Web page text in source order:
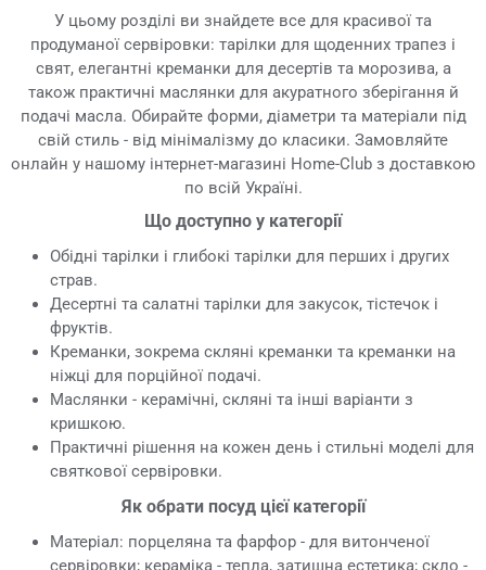
У цьому розділі ви знайдете все для красивої та
продуманої сервіровки: тарілки для щоденних трапез і
свят, елегантні креманки для десертів та морозива, а
також практичні маслянки для акуратного зберігання й
подачі масла. Обирайте форми, діаметри та матеріали під
свій стиль - від мінімалізму до класики. Замовляйте
онлайн у нашому інтернет-магазині Home-Club з доставкою
по всій Україні.
Що доступно у категорії
Обідні тарілки і глибокі тарілки для перших і других
страв.
Десертні та салатні тарілки для закусок, тістечок і
фруктів.
Креманки, зокрема скляні креманки та креманки на
ніжці для порційної подачі.
Маслянки - керамічні, скляні та інші варіанти з
кришкою.
Практичні рішення на кожен день і стильні моделі для
святкової сервіровки.
Як обрати посуд цієї категорії
Матеріал: порцеляна та фарфор - для витонченої
сервіровки; кераміка - тепла, затишна естетика; скло -